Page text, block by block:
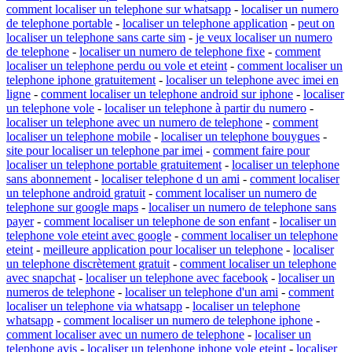
comment localiser un telephone sur whatsapp - localiser un numero
de telephone portable - localiser un telephone application - peut on
localiser un telephone sans carte sim - je veux localiser un numero
de telephone - localiser un numero de telephone fixe - comment
localiser un telephone perdu ou vole et eteint - comment localiser un
telephone iphone gratuitement - localiser un telephone avec imei en
ligne - comment localiser un telephone android sur iphone - localiser
un telephone vole - localiser un telephone à partir du numero -
localiser un telephone avec un numero de telephone - comment
localiser un telephone mobile - localiser un telephone bouygues -
site pour localiser un telephone par imei - comment faire pour
localiser un telephone portable gratuitement - localiser un telephone
sans abonnement - localiser telephone d un ami - comment localiser
un telephone android gratuit - comment localiser un numero de
telephone sur google maps - localiser un numero de telephone sans
payer- comment localiser un telephone de son enfant - localiser un
telephone vole eteint avec google - comment localiser un telephone
eteint - meilleure application pour localiser un telephone - localiser
un telephone discrètement gratuit - comment localiser un telephone
avec snapchat - localiser un telephone avec facebook - localiser un
numeros de telephone - localiser un telephone d'un ami - comment
localiser un telephone via whatsapp - localiser un telephone
whatsapp - comment localiser un numero de telephone iphone -
comment localiser avec un numero de telephone - localiser un
telephone avis - localiser un telephone iphone vole eteint - localiser